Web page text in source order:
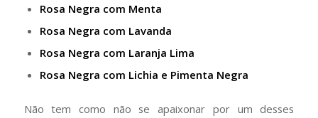
Rosa Negra com Menta
Rosa Negra com Lavanda
Rosa Negra com Laranja Lima
Rosa Negra com Lichia e Pimenta Negra
Não tem como não se apaixonar por um desses